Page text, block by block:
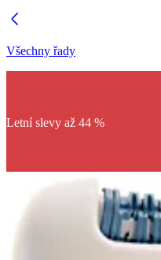
Všechny řady
Letní slevy až 44 %